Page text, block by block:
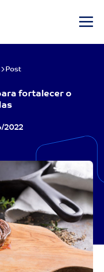
Post
fortalecer o
2022